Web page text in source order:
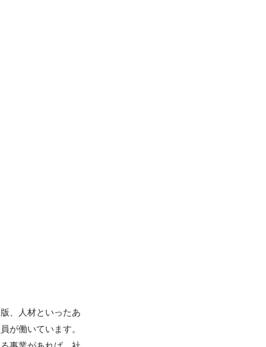
、人材といったあ
が働いています。